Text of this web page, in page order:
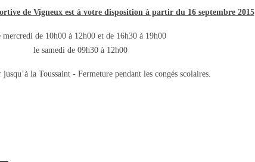
de Vigneux est à votre disposition à partir du 16 septembre 2015
mercredi de 10h00 à 12h00 et de 16h30 à 19h00
le samedi de 09h30 à 12h00
la Toussaint - Fermeture pendant les congés scolaires.